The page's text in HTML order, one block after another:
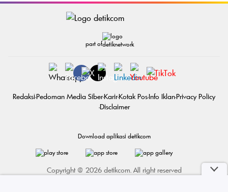
part of
RedaksiPedoman Media SiberKarirKotak PosInfo IklanPrivacy Policy
Disclaimer
Download aplikasi detikcom
Copyright @ 2026 detikcom. All right reserved